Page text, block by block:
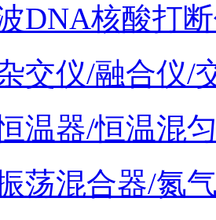
DNA核酸打
交仪/融合仪/
温器/恒温混
荡混合器/氮